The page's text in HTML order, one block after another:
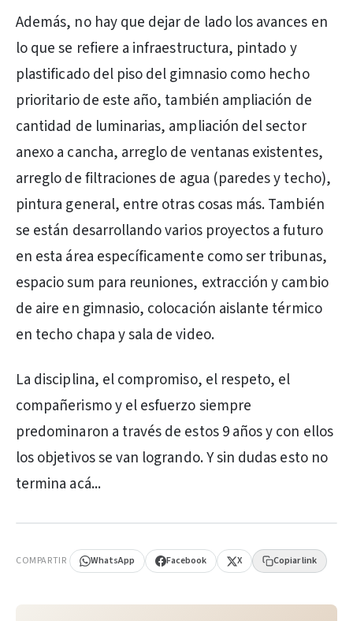
Además, no hay que dejar de lado los avances en
lo que se refiere a infraestructura, pintado y
plastificado del piso del gimnasio como hecho
prioritario de este año, también ampliación de
cantidad de luminarias, ampliación del sector
anexo a cancha, arreglo de ventanas existentes,
arreglo de filtraciones de agua (paredes y techo),
pintura general, entre otras cosas más. También
se están desarrollando varios proyectos a futuro
en esta área específicamente como ser tribunas,
espacio sum para reuniones, extracción y cambio
de aire en gimnasio, colocación aislante térmico
en techo chapa y sala de video.
La disciplina, el compromiso, el respeto, el
compañerismo y el esfuerzo siempre
predominaron a través de estos 9 años y con ellos
los objetivos se van logrando. Y sin dudas esto no
termina acá...
COMPARTIR WhatsApp Facebook X Copiar link